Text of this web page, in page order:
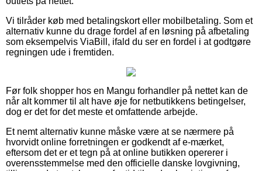
Vi tilråder køb med betalingskort eller mobilbetaling. Som et
alternativ kunne du drage fordel af en løsning på afbetaling
som eksempelvis ViaBill, ifald du ser en fordel i at godtgøre
regningen ude i fremtiden.
Før folk shopper hos en Mangu forhandler på nettet kan de
når alt kommer til alt have øje for netbutikkens betingelser,
dog er det for det meste et omfattende arbejde.
Et nemt alternativ kunne måske være at se nærmere på
hvorvidt online forretningen er godkendt af e-mærket,
eftersom det er et tegn på at online butikken opererer i
overensstemmelse med den officielle danske lovgivning,